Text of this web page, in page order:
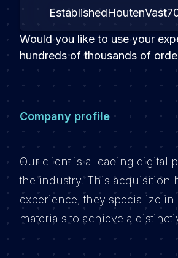
EstablishedHoutenVast
Would you like to use your
hundreds of thousands of
Company profile
Our client is a leading digital
the industry. This acquisition
experience, they specialize
materials to achieve a